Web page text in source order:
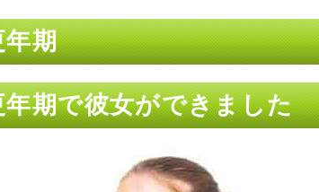
期
期で彼女ができました